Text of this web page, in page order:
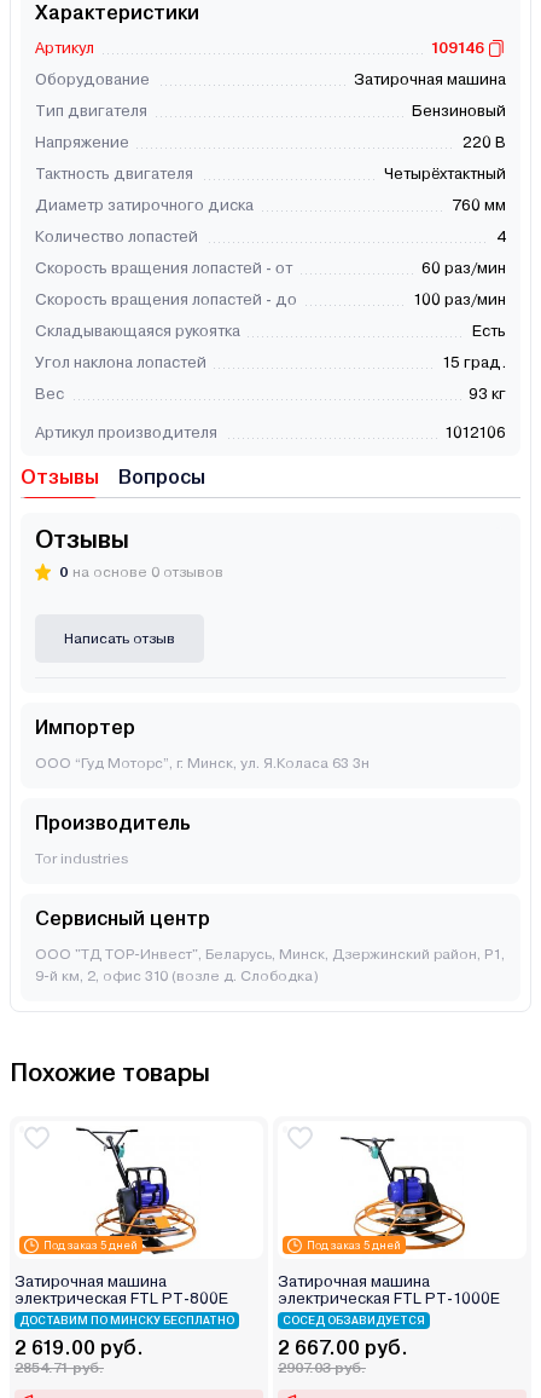
Характеристики
Артикул
109146
Оборудование
Затирочная машина
Тип двигателя
Бензиновый
Напряжение
220 В
Тактность двигателя
Четырёхтактный
Диаметр затирочного диска
760 мм
Количество лопастей
4
Скорость вращения лопастей - от
60 раз/мин
Скорость вращения лопастей - до
100 раз/мин
Складывающаяся рукоятка
Есть
Угол наклона лопастей
15 град.
Вес
93 кг
Артикул производителя 1012106
Отзывы Вопросы
Отзывы
0 на основе 0 отзывов
Написать отзыв
Импортер
ООО “Гуд Моторс”, г. Минск, ул. Я.Коласа 63 3н
Производитель
Tor industries
Сервисный центр
ООО "ТД ТОР-Инвест", Беларусь, Минск, Дзержинский район, Р1,
9-й км, 2, офис 310 (возле д. Слободка)
Похожие товары
Под заказ 5 дней
Затирочная машина
электрическая FTL PT-800E
ДОСТАВИМ ПО МИНСКУ БЕСПЛАТНО
2 619.00 руб.
2854.71 руб.
Под заказ 5 дней
Затирочная машина
электрическая FTL PT-1000E
СОСЕД ОБЗАВИДУЕТСЯ
2 667.00 руб.
2907.03 руб.